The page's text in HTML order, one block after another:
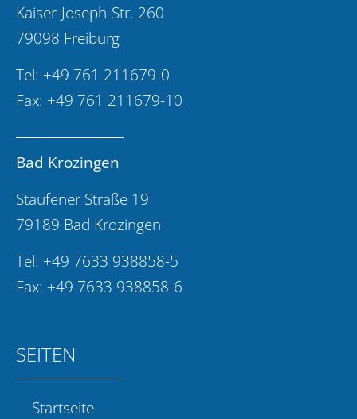
Kaiser-Joseph-Str. 260
79098 Freiburg
Tel: +49 761 211679-0
Fax: +49 761 211679-10
Bad Krozingen
Staufener Straße 19
79189 Bad Krozingen
Tel: +49 7633 938858-5
Fax: +49 7633 938858-6
SEITEN
Startseite